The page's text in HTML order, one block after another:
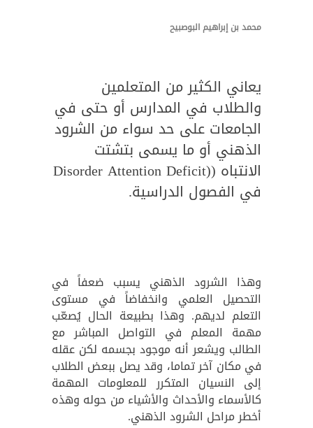
محمد بن إبراهيم البوصبيح
يعاني الكثير من المتعلمين
والطلاب في المدارس أو حتى في
الجامعات على حد سواء من الشرود
الذهني أو ما يسمى بتشتت
الانتباه ((Disorder Attention Deficit
في الفصول الدراسية.
وهذا الشرود الذهني يسبب ضعفاً في
التحصيل العلمي وانخفاضاً في مستوى
التعلم لديهم. وهذا بطبيعة الحال يُصعّب
مهمة المعلم في التواصل المباشر مع
الطالب ويشعر أنه موجود بجسمه لكن عقله
في مكان آخر تماما، وقد يصل ببعض الطلاب
إلى النسيان المتكرر للمعلومات المهمة
كالأسماء والأحداث والأشياء من حوله وهذه
أخطر مراحل الشرود الذهني.